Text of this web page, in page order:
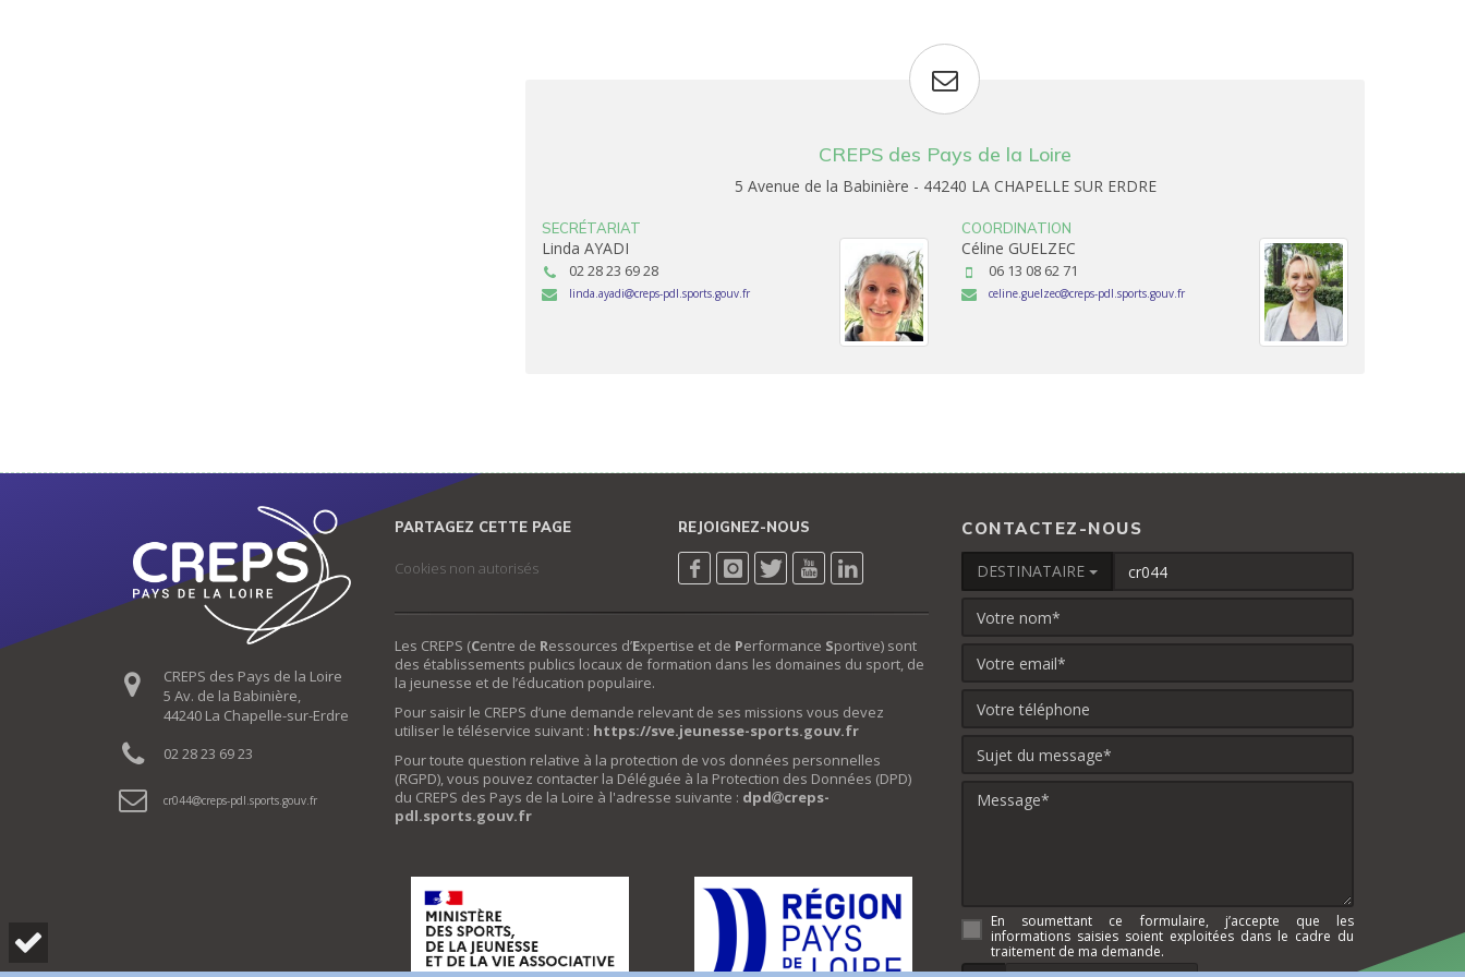
CREPS des Pays de la Loire
5 Avenue de la Babinière - 44240 LA CHAPELLE SUR ERDRE
SECRÉTARIAT
Linda AYADI
02 28 23 69 28
linda.ayadi creps-pdl.sports.gouv.fr
COORDINATION
Céline GUELZEC
06 13 08 62 71
celine.guelzec creps-pdl.sports.gouv.fr
CREPS des Pays de la Loire
5 Av. de la Babinière,
44240 La Chapelle-sur-Erdre
02 28 23 69 23
cr044 creps-pdl.sports.gouv.fr
PARTAGEZ CETTE PAGE
Cookies non autorisés
REJOIGNEZ-NOUS
Les CREPS (Centre de Ressources d’Expertise et de Performance Sportive) sont
des établissements publics locaux de formation dans les domaines du sport, de
la jeunesse et de l’éducation populaire.
Pour saisir le CREPS d’une demande relevant de ses missions vous devez
utiliser le téléservice suivant : https://sve.jeunesse-sports.gouv.fr
Pour toute question relative à la protection de vos données personnelles
(RGPD), vous pouvez contacter la Déléguée à la Protection des Données (DPD)
du CREPS des Pays de la Loire à l'adresse suivante : dpd
creps-
pdl.sports.gouv.fr
CONTACTEZ-NOUS
DESTINATAIRE
En soumettant ce formulaire, j’accepte que les
informations saisies soient exploitées dans le cadre du
traitement de ma demande.